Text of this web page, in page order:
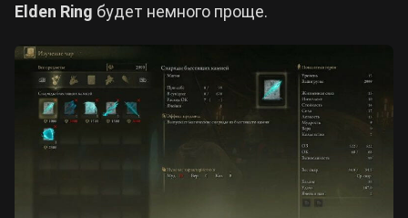
Elden Ring будет немного проще.